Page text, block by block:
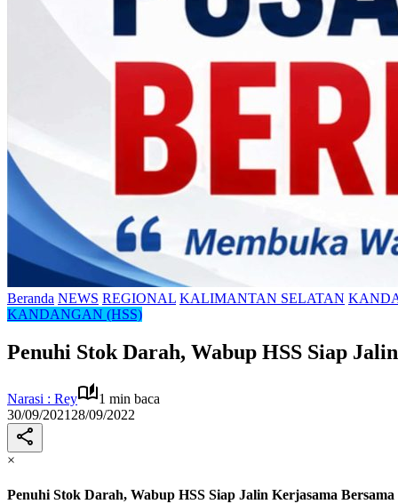
Beranda NEWS REGIONAL KALIMANTAN SELATAN
KANDANGAN (HSS)
Penuhi Stok Darah, Wabup HSS Siap
Narasi : Rey
1 min baca
30/09/2021 28/09/2022
×
Penuhi Stok Darah, Wabup HSS Siap Jalin Kerjasama